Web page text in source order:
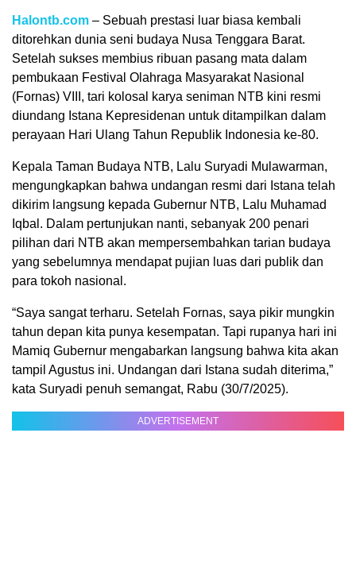
Halontb.com – Sebuah prestasi luar biasa kembali
ditorehkan dunia seni budaya Nusa Tenggara Barat.
Setelah sukses membius ribuan pasang mata dalam
pembukaan Festival Olahraga Masyarakat Nasional
(Fornas) VIII, tari kolosal karya seniman NTB kini resmi
diundang Istana Kepresidenan untuk ditampilkan dalam
perayaan Hari Ulang Tahun Republik Indonesia ke-80.
Kepala Taman Budaya NTB, Lalu Suryadi Mulawarman,
mengungkapkan bahwa undangan resmi dari Istana telah
dikirim langsung kepada Gubernur NTB, Lalu Muhamad
Iqbal. Dalam pertunjukan nanti, sebanyak 200 penari
pilihan dari NTB akan mempersembahkan tarian budaya
yang sebelumnya mendapat pujian luas dari publik dan
para tokoh nasional.
“Saya sangat terharu. Setelah Fornas, saya pikir mungkin
tahun depan kita punya kesempatan. Tapi rupanya hari ini
Mamiq Gubernur mengabarkan langsung bahwa kita akan
tampil Agustus ini. Undangan dari Istana sudah diterima,”
kata Suryadi penuh semangat, Rabu (30/7/2025).
ADVERTISEMENT